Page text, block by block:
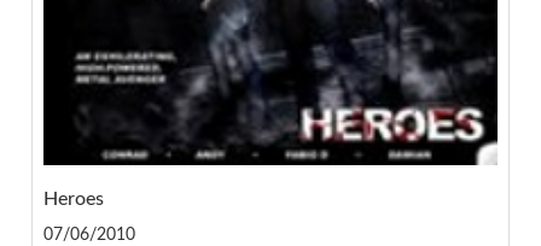
Heroes
07/06/2010